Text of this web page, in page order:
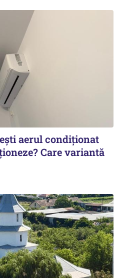
aerul condiționat
Care variantă